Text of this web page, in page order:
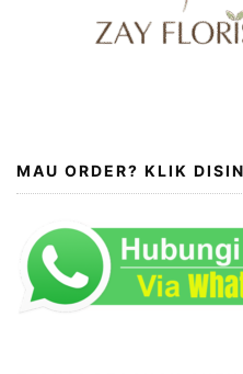
MAU ORDER? KLIK